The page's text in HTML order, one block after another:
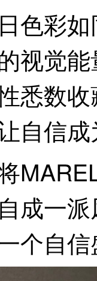
色彩
视觉
悉数
自信
成一
个自